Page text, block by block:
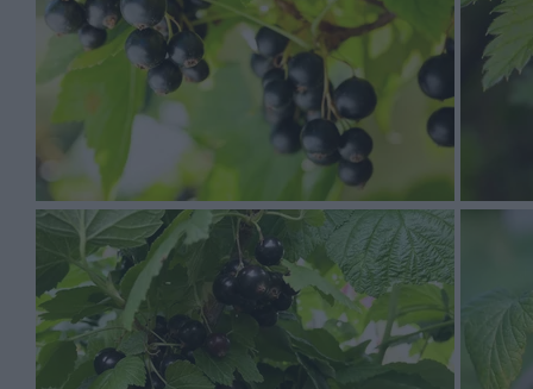
Jeśli szukasz więcej informacji, sprawdź takżezebrane
Czarna porzeczka – uprawa i
Czarna porzeczka wymaga gleby przepuszczalnej,
umożliwi im bujny wzrost i obfite owocowanie. Sadzenie
powinien być większy. Sadzonki umieszcza się w ziemi na
porzeczek docierają do wilgotniejszych warstw gleby.
jesienią, pędy przykrywamy kopczykiem ziemi. Roślina
Pielęgnacja krzewów porzeczki polega na przycinaniu co
woda powinna dotrzeć na głębokość około 10 cm. Przez
roku przystępujemy do prześwietlenia krzewów